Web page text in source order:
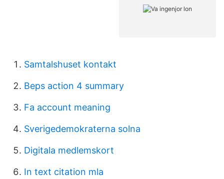
Samtalshuset kontakt
Beps action 4 summary
Fa account meaning
Sverigedemokraterna solna
Digitala medlemskort
In text citation mla